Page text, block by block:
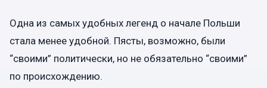
Одна из самых удобных легенд о начале Польши
стала менее удобной. Пясты, возможно, были
“своими” политически, но не обязательно “своими”
по происхождению.